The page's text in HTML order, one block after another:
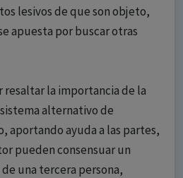
lesivos de que son objeto,
apuesta por buscar otras
la importancia de la
alternativo de
aportando ayuda a las partes,
pueden consensuar un
una tercera persona,